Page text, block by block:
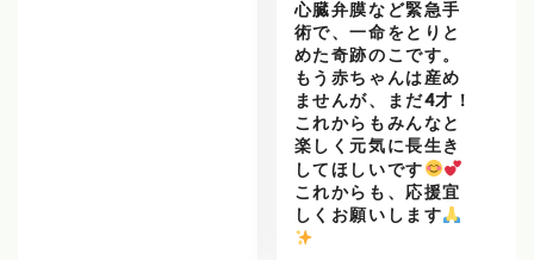
心臓弁膜など緊急手
術で、一命をとりと
めた奇跡のこです。
もう赤ちゃんは産め
ませんが、まだ4才！
これからもみんなと
楽しく元気に長生き
してほしいです
これからも、応援宜
しくお願いします